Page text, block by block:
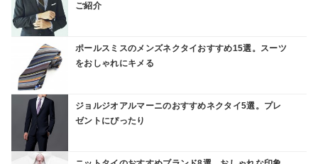
ご紹介
ポールスミスのメンズネクタイおすすめ15選。スーツ
をおしゃれにキメる
ジョルジオアルマーニのおすすめネクタイ5選。プレ
ゼントにぴったり